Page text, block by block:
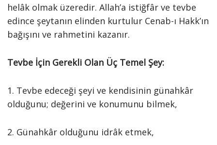
helâk olmak üzeredir. Allah’a istiğfâr ve tevbe
edince şeytanın elinden kurtulur Cenab-ı Hakk’ın
bağışını ve rahmetini kazanır.
Tevbe İçin Gerekli Olan Üç Temel Şey:
1. Tevbe edeceği şeyi ve kendisinin günahkâr
olduğunu; değerini ve konumunu bilmek,
2. Günahkâr olduğunu idrâk etmek,